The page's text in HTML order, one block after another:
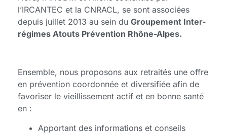
l’IRCANTEC et la CNRACL, se sont associées
depuis juillet 2013 au sein du Groupement Inter-
régimes Atouts Prévention Rhône-Alpes.
Ensemble, nous proposons aux retraités une offre
en prévention coordonnée et diversifiée afin de
favoriser le vieillissement actif et en bonne santé
en :
Apportant des informations et conseils